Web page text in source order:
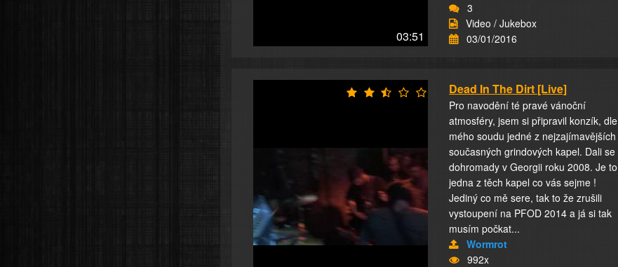
03:51
3
Video / Jukebox
03/01/2016
Dead In The Dirt [Live]
Pro navodění té pravé vánoční
atmosféry, jsem si připravil konzík, dle
mého soudu jedné z nejzajímavějších
současných grindových kapel. Dali se
dohromady v Georgii roku 2008. Je to
jedna z těch kapel co vás sejme !
Jediný co mě sere, tak to že zrušili
vystoupení na PFOD 2014 a já si tak
musím počkat...
Wormrot
992x